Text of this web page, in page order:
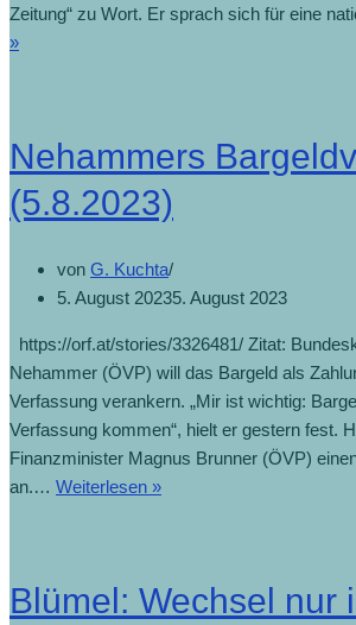
Zeitung“ zu Wort. Er sprach sich für eine
»
Nehammers
(5.8.2023)
von G. Kuchta
5. August 20235. August 2023
https://orf.at/stories/3326481/ Zitat:
Nehammer (ÖVP) will das Bargeld als
Verfassung verankern. „Mir ist wichtig:
Verfassung kommen“, hielt er gestern fest.
Finanzminister Magnus Brunner (ÖVP)
an.… Weiterlesen »
Blümel: Wechsel nur